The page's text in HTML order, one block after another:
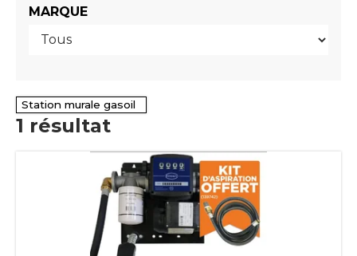
MARQUE
Station murale gasoil
1 résultat